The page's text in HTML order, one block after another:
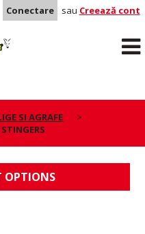
Conectare sau Creează cont
SI AGRAFE
OPTIONS